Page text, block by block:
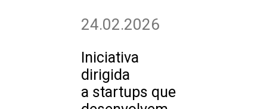
24.02.2026
Iniciativa
dirigida
a startups que